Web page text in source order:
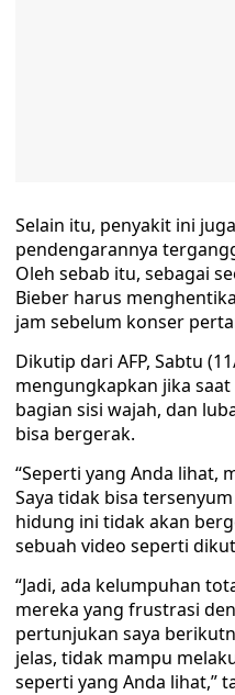
Selain itu, penyakit ini
pendengarannya
Oleh sebab itu, sebagai
Bieber harus
jam sebelum konser
Dikutip dari AFP, Sabtu
mengungkapkan jika
bagian sisi wajah, dan
bisa bergerak.
“Seperti yang Anda lihat,
Saya tidak bisa
hidung ini tidak akan
sebuah video seperti
“Jadi, ada kelumpuhan
mereka yang frustrasi
pertunjukan saya
jelas, tidak mampu
seperti yang Anda lihat,”